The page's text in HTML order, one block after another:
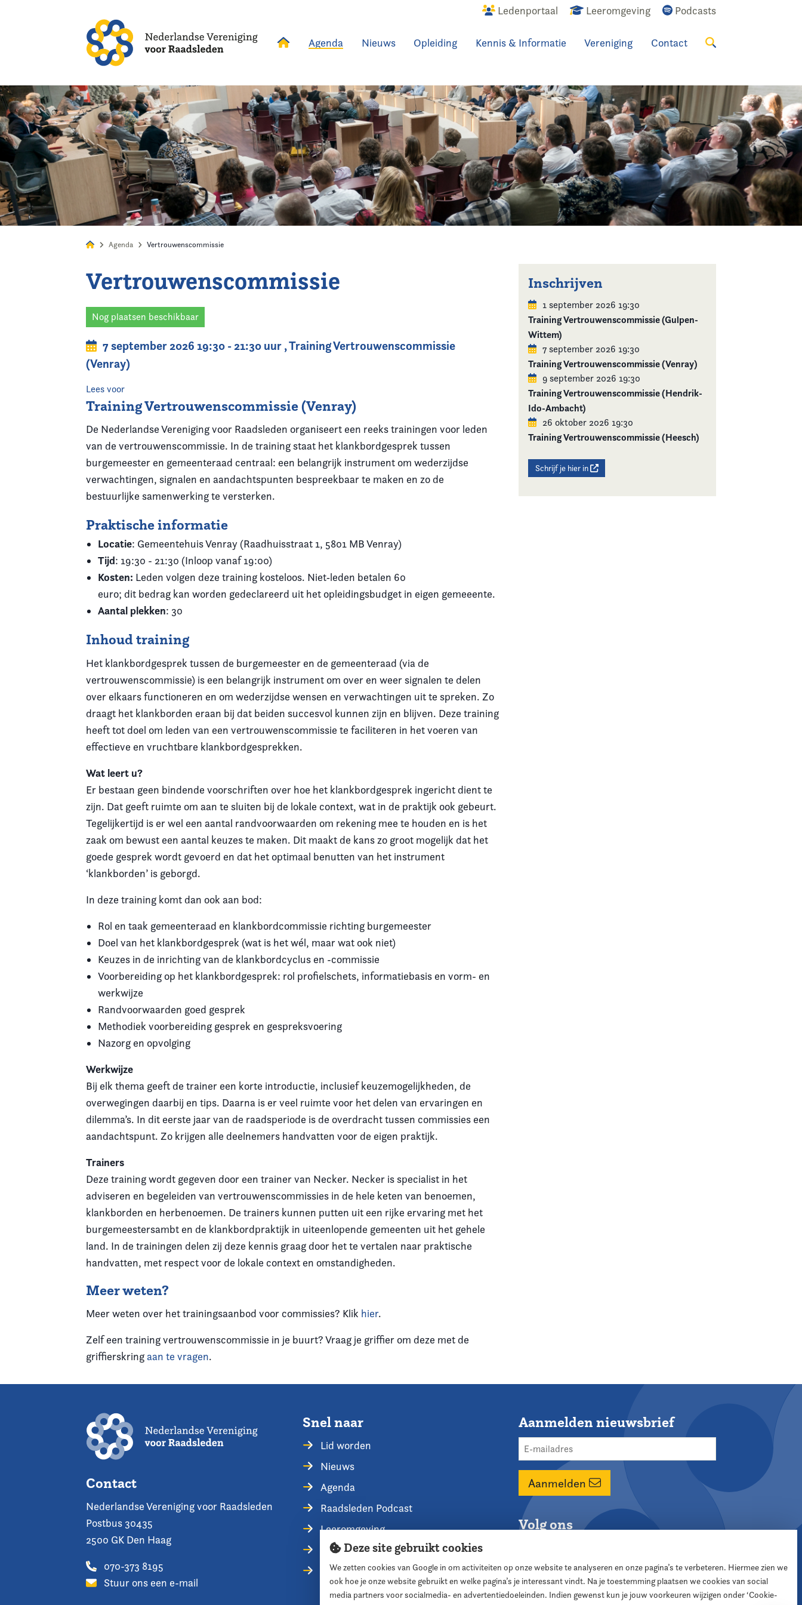
Ledenportaal Leeromgeving Podcasts
Agenda Nieuws Opleiding Kennis & Informatie Vereniging Contact
Alles Nieuws Agenda Raadslid
Kennis & Informatie
Agenda Vertrouwenscommissie
Vertrouwenscommissie
Nog plaatsen beschikbaar
7 september 2026 19:30 - 21:30 uur,Training Vertrouwenscommissie
(Venray)
Lees voor
Training Vertrouwenscommissie (Venray)
De Nederlandse Vereniging voor Raadsleden organiseert een reeks trainingen voor leden
van de vertrouwenscommissie. In de training staat het klankbordgesprek tussen
burgemeester en gemeenteraad centraal: een belangrijk instrument om wederzijdse
verwachtingen, signalen en aandachtspunten bespreekbaar te maken en zo de
bestuurlijke samenwerking te versterken.
Praktische informatie
Locatie: Gemeentehuis Venray (Raadhuisstraat 1, 5801 MB Venray)
Tijd: 19:30 - 21:30 (Inloop vanaf 19:00)
Kosten: Leden volgen deze training kosteloos. Niet‑leden betalen 60
euro; dit bedrag kan worden gedeclareerd uit het opleidingsbudget in eigen gemeeente.
Aantal plekken: 30
Inhoud training
Het klankbordgesprek tussen de burgemeester en de gemeenteraad (via de
vertrouwenscommissie) is een belangrijk instrument om over en weer signalen te delen
over elkaars functioneren en om wederzijdse wensen en verwachtingen uit te spreken. Zo
draagt het klankborden eraan bij dat beiden succesvol kunnen zijn en blijven. Deze training
heeft tot doel om leden van een vertrouwenscommissie te faciliteren in het voeren van
effectieve en vruchtbare klankbordgesprekken.
Wat leert u?
Er bestaan geen bindende voorschriften over hoe het klankbordgesprek ingericht dient te
zijn. Dat geeft ruimte om aan te sluiten bij de lokale context, wat in de praktijk ook gebeurt.
Tegelijkertijd is er wel een aantal randvoorwaarden om rekening mee te houden en is het
zaak om bewust een aantal keuzes te maken. Dit maakt de kans zo groot mogelijk dat het
goede gesprek wordt gevoerd en dat het optimaal benutten van het instrument
‘klankborden’ is geborgd.
In deze training komt dan ook aan bod:
Rol en taak gemeenteraad en klankbordcommissie richting burgemeester
Doel van het klankbordgesprek (wat is het wél, maar wat ook niet)
Keuzes in de inrichting van de klankbordcyclus en -commissie
Voorbereiding op het klankbordgesprek: rol profielschets, informatiebasis en vorm- en
werkwijze
Randvoorwaarden goed gesprek
Methodiek voorbereiding gesprek en gespreksvoering
Nazorg en opvolging
Werkwijze
Bij elk thema geeft de trainer een korte introductie, inclusief keuzemogelijkheden, de
overwegingen daarbij en tips. Daarna is er veel ruimte voor het delen van ervaringen en
dilemma’s. In dit eerste jaar van de raadsperiode is de overdracht tussen commissies een
aandachtspunt. Zo krijgen alle deelnemers handvatten voor de eigen praktijk.
Trainers
Deze training wordt gegeven door een trainer van Necker. Necker is specialist in het
adviseren en begeleiden van vertrouwenscommissies in de hele keten van benoemen,
klankborden en herbenoemen. De trainers kunnen putten uit een rijke ervaring met het
burgemeestersambt en de klankbordpraktijk in uiteenlopende gemeenten uit het gehele
land. In de trainingen delen zij deze kennis graag door het te vertalen naar praktische
handvatten, met respect voor de lokale context en omstandigheden.
Meer weten?
Meer weten over het trainingsaanbod voor commissies? Klik hier.
Zelf een training vertrouwenscommissie in je buurt? Vraag je griffier om deze met de
griffierskringaan te vragen.
Inschrijven
1 september 2026 19:30
Training Vertrouwenscommissie (Gulpen-
Wittem)
7 september 2026 19:30
Training Vertrouwenscommissie (Venray)
9 september 2026 19:30
Training Vertrouwenscommissie (Hendrik-
Ido-Ambacht)
26 oktober 2026 19:30
Training Vertrouwenscommissie (Heesch)
Schrijf je hier in
Contact
Nederlandse Vereniging voor Raadsleden
Postbus 30435
2500 GK Den Haag
070-373 8195
Stuur ons een e-mail
Snel naar
Lid worden
Nieuws
Agenda
Raadsleden Podcast
Leeromgeving
Privacyverklaring
Contact opnemen
Aanmelden nieuwsbrief
Aanmelden
Volg ons
Deze site gebruikt cookies
We zetten cookies van Google in om activiteiten op onze website te analyseren en onze pagina’s te verbeteren. Hiermee zien we
ook hoe je onze website gebruikt en welke pagina’s je interessant vindt. Na je toestemming plaatsen we cookies van social
media partners voor socialmedia- en advertentiedoeleinden. Indien gewenst kun je jouw voorkeuren wijzigen onder ‘Cookie-